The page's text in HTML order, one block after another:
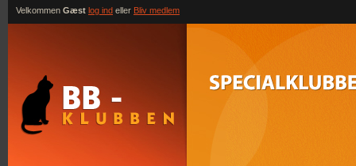
Velkommen Gæst log ind eller Bliv medlem